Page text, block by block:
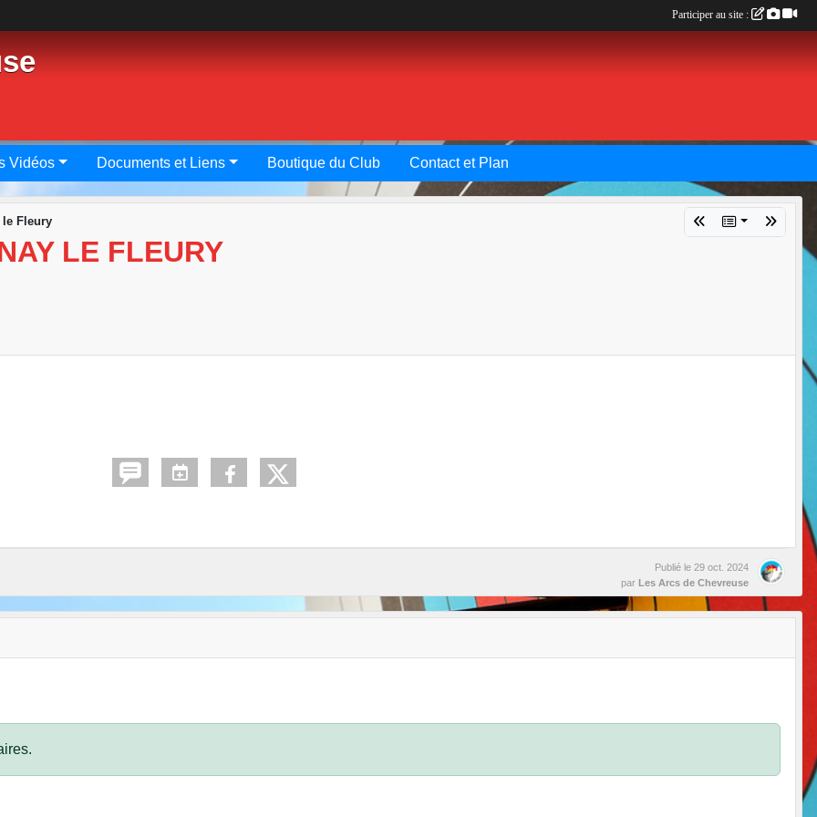
Vidéos Documents et Liens Boutique du Club Contact et Plan
le Fleury
LE FLEURY
Publié le 29 oct. 2024
par Les Arcs de Chevreuse
Participer au site :